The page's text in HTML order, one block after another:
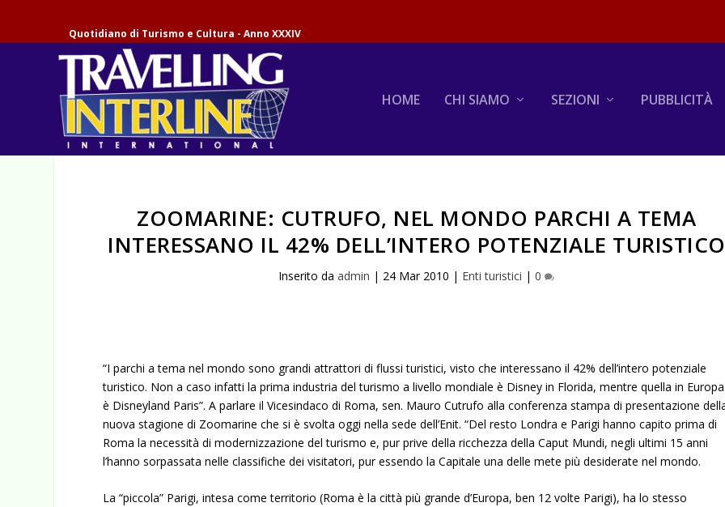
Quotidiano di Turismo e Cultura - Anno XXXIV
HOME CHI SIAMO SEZIONI PUBBLICITÀ
ZOOMARINE: CUTRUFO, NEL MONDO PARCHI A TEMA
INTERESSANO IL 42% DELL’INTERO POTENZIALE TURISTICO
Inserito daadmin | 24 Mar 2010 | Enti turistici |0
“I parchi a tema nel mondo sono grandi attrattori di flussi turistici, visto che interessano il 42% dell’intero potenziale
turistico. Non a caso infatti la prima industria del turismo a livello mondiale è Disney in Florida, mentre quella in Europa
è Disneyland Paris”. A parlare il Vicesindaco di Roma, sen. Mauro Cutrufo alla conferenza stampa di presentazione
nuova stagione di Zoomarine che si è svolta oggi nella sede dell’Enit. “Del resto Londra e Parigi hanno capito prima di
Roma la necessità di modernizzazione del turismo e, pur prive della ricchezza della Caput Mundi, negli ultimi 15 anni
l’hanno sorpassata nelle classifiche dei visitatori, pur essendo la Capitale una delle mete più desiderate nel mondo.
La “piccola” Parigi, intesa come territorio (Roma è la città più grande d’Europa, ben 12 volte Parigi), ha lo stesso